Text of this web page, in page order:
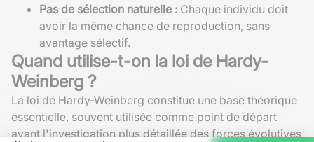
Pas de sélection naturelle : Chaque individu doit
avoir la même chance de reproduction, sans
avantage sélectif.
Quand utilise-t-on la loi de Hardy-
Weinberg ?
La loi de Hardy-Weinberg constitue une base théorique
essentielle, souvent utilisée comme point de départ
avant l'investigation plus détaillée des forces évolutives